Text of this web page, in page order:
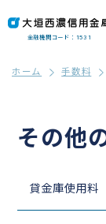
金融機関コード：1531
ホーム 手数料
その他
貸金庫使用料